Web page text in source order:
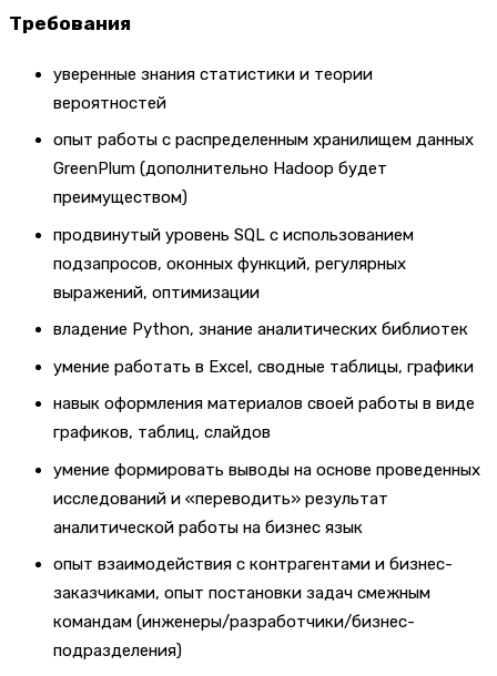
Требования
уверенные знания статистики и теории
вероятностей
опыт работы с распределенным хранилищем данных
GreenPlum (дополнительно Hadoop будет
преимуществом)
продвинутый уровень SQL с использованием
подзапросов, оконных функций, регулярных
выражений, оптимизации
владение Python, знание аналитических библиотек
умение работать в Excel, сводные таблицы, графики
навык оформления материалов своей работы в виде
графиков, таблиц, слайдов
умение формировать выводы на основе проведенных
исследований и «переводить» результат
аналитической работы на бизнес язык
опыт взаимодействия с контрагентами и бизнес-
заказчиками, опыт постановки задач смежным
командам (инженеры/разработчики/бизнес-
подразделения)